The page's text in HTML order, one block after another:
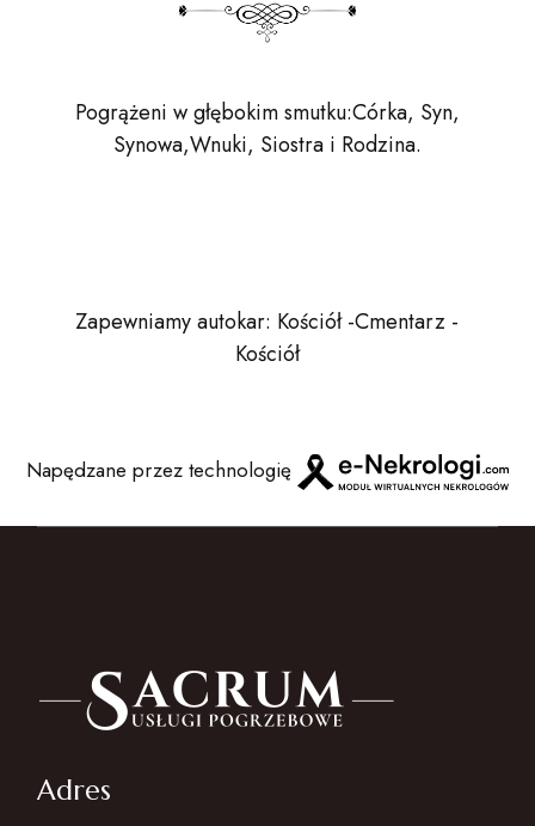
Pogrążeni w głębokim smutku:Córka, Syn,
Synowa,Wnuki, Siostra i Rodzina.
Zapewniamy autokar: Kościół -Cmentarz -
Kościół
Napędzane przez technologię
Adres